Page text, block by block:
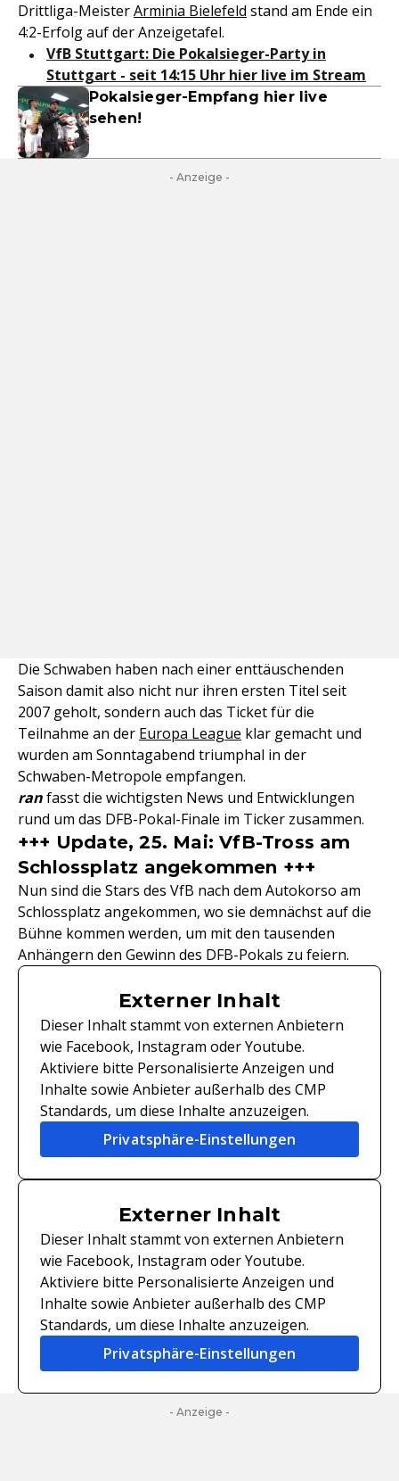
Drittliga-MeisterArminia Bielefeld stand am Ende ein
4:2-Erfolg auf der Anzeigetafel.
VfB Stuttgart: Die Pokalsieger-Party in
Stuttgart - seit 14:15 Uhr hier live im Stream
Pokalsieger-Empfang hier live
sehen!
- Anzeige -
Die Schwaben haben nach einer enttäuschenden
Saison damit also nicht nur ihren ersten Titel seit
2007 geholt, sondern auch das Ticket für die
Teilnahme an der Europa League klar gemacht und
wurden am Sonntagabend triumphal in der
Schwaben-Metropole empfangen.
ranfasst die wichtigsten News und Entwicklungen
rund um das DFB-Pokal-Finale im Ticker zusammen.
+++ Update, 25. Mai: VfB-Tross am
Schlossplatz angekommen +++
Nun sind die Stars des VfB nach dem Autokorso am
Schlossplatz angekommen, wo sie demnächst auf die
Bühne kommen werden, um mit den tausenden
Anhängern den Gewinn des DFB-Pokals zu feiern.
Externer Inhalt
Dieser Inhalt stammt von externen Anbietern
wie Facebook, Instagram oder Youtube.
Aktiviere bitte Personalisierte Anzeigen und
Inhalte sowie Anbieter außerhalb des CMP
Standards, um diese Inhalte anzuzeigen.
Privatsphäre-Einstellungen
Externer Inhalt
Dieser Inhalt stammt von externen Anbietern
wie Facebook, Instagram oder Youtube.
Aktiviere bitte Personalisierte Anzeigen und
Inhalte sowie Anbieter außerhalb des CMP
Standards, um diese Inhalte anzuzeigen.
Privatsphäre-Einstellungen
- Anzeige -